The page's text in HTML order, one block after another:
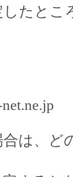
たとこ
は、ど